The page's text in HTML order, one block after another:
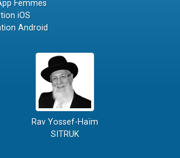
Femmes
iOS
Android
Rav Yossef-Haïm
SITRUK